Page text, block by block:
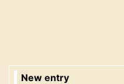
New entry